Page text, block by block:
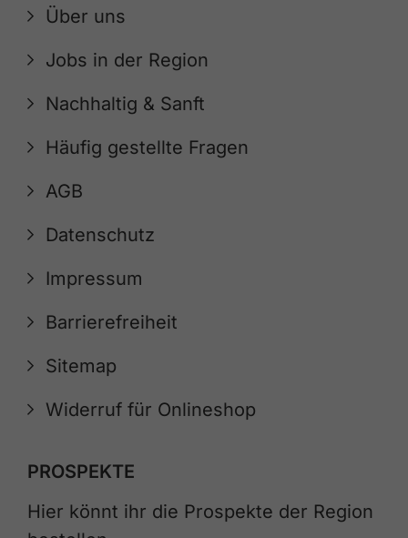
Über uns
Jobs in der Region
Nachhaltig & Sanft
Häufig gestellte Fragen
AGB
Datenschutz
Impressum
Barrierefreiheit
Sitemap
Widerruf für Onlineshop
PROSPEKTE
Hier könnt ihr die Prospekte der Region